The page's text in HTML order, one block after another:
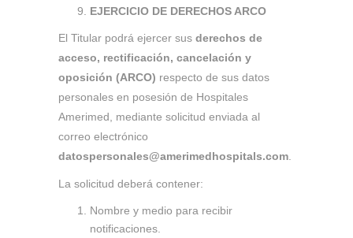
EJERCICIO DE DERECHOS ARCO
El Titular podrá ejercer sus derechos de
acceso, rectificación, cancelación y
oposición (ARCO) respecto de sus datos
personales en posesión de Hospitales
Amerimed, mediante solicitud enviada al
correo electrónico
datospersonales@amerimedhospitals.com
La solicitud deberá contener:
Nombre y medio para recibir
notificaciones.